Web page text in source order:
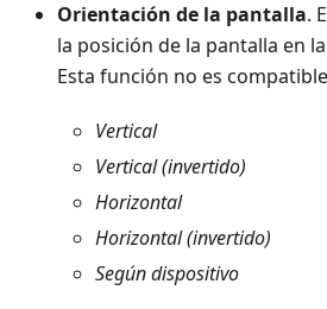
Orientación de la pantalla.
la posición de la pantalla en
Esta función no es
Vertical
Vertical (invertido)
Horizontal
Horizontal (invertido)
Según dispositivo